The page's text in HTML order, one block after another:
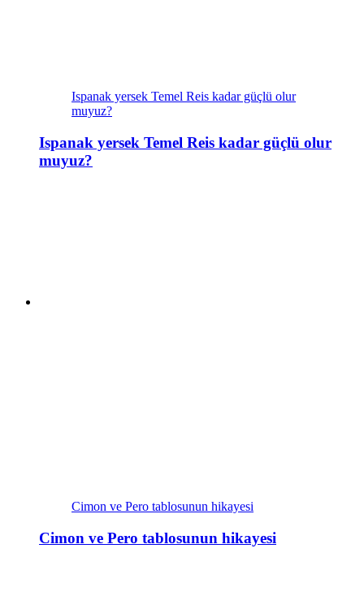
Ispanak yersek Temel Reis kadar güçlü olur
muyuz?
Ispanak yersek Temel Reis kadar güçlü olur
muyuz?
Cimon ve Pero tablosunun hikayesi
Cimon ve Pero tablosunun hikayesi